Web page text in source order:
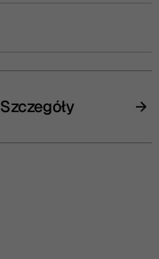
Szczegóły